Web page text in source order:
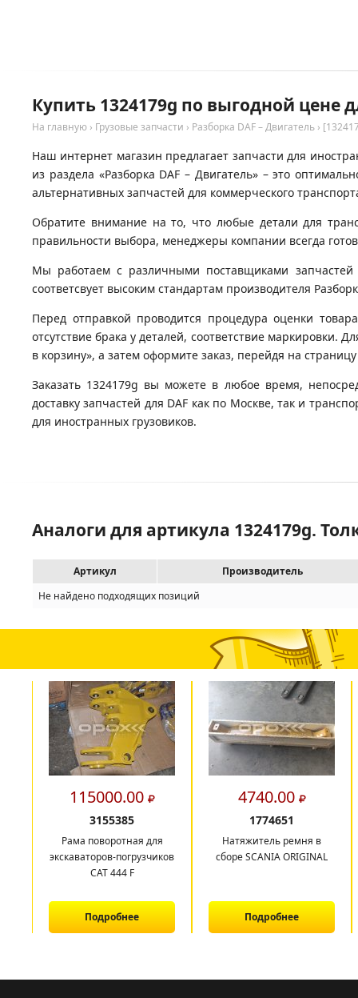
Купить 1324179g по выгодной цене
На главную › Грузовые запчасти › Разборка DAF – Двигатель ›
Наш интернет магазин предлагает запчасти для
из раздела «Разборка DAF – Двигатель» – это
альтернативных запчастей для коммерческого
Обратите внимание на то, что любые детали для
правильности выбора, менеджеры компании всегда
Мы работаем с различными поставщиками запчастей
соответсвует высоким стандартам производителя
Перед отправкой проводится процедура оценки
отсутствие брака у деталей, соответствие маркировки.
в корзину», а затем оформите заказ, перейдя на
Заказать 1324179g вы можете в любое время,
доставку запчастей для DAF как по Москве, так и
для иностранных грузовиков.
Аналоги для артикула 1324179g.
Артикул
Производитель
Не найдено подходящих позиций
115000.00
3155385
Рама поворотная для
экскаваторов-погрузчиков
САТ 444 F
Подробнее
4740.00
1774651
Натяжитель ремня в
сборе SCANIA ORIGINAL
Подробнее